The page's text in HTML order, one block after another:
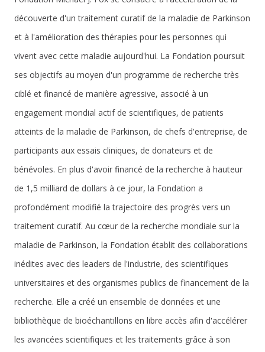
découverte d'un traitement curatif de la maladie de Parkinson
et à l'amélioration des thérapies pour les personnes qui
vivent avec cette maladie aujourd'hui. La Fondation poursuit
ses objectifs au moyen d'un programme de recherche très
ciblé et financé de manière agressive, associé à un
engagement mondial actif de scientifiques, de patients
atteints de la maladie de Parkinson, de chefs d'entreprise, de
participants aux essais cliniques, de donateurs et de
bénévoles. En plus d'avoir financé de la recherche à hauteur
de 1,5 milliard de dollars à ce jour, la Fondation a
profondément modifié la trajectoire des progrès vers un
traitement curatif. Au cœur de la recherche mondiale sur la
maladie de Parkinson, la Fondation établit des collaborations
inédites avec des leaders de l'industrie, des scientifiques
universitaires et des organismes publics de financement de la
recherche. Elle a créé un ensemble de données et une
bibliothèque de bioéchantillons en libre accès afin d'accélérer
les avancées scientifiques et les traitements grâce à son